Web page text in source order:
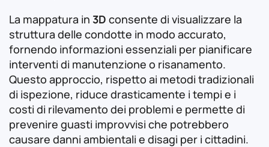
La mappatura in 3D consente di visualizzare la
struttura delle condotte in modo accurato,
fornendo informazioni essenziali per pianificare
interventi di manutenzione o risanamento.
Questo approccio, rispetto ai metodi tradizionali
di ispezione, riduce drasticamente i tempi e i
costi di rilevamento dei problemi e permette di
prevenire guasti improvvisi che potrebbero
causare danni ambientali e disagi per i cittadini.